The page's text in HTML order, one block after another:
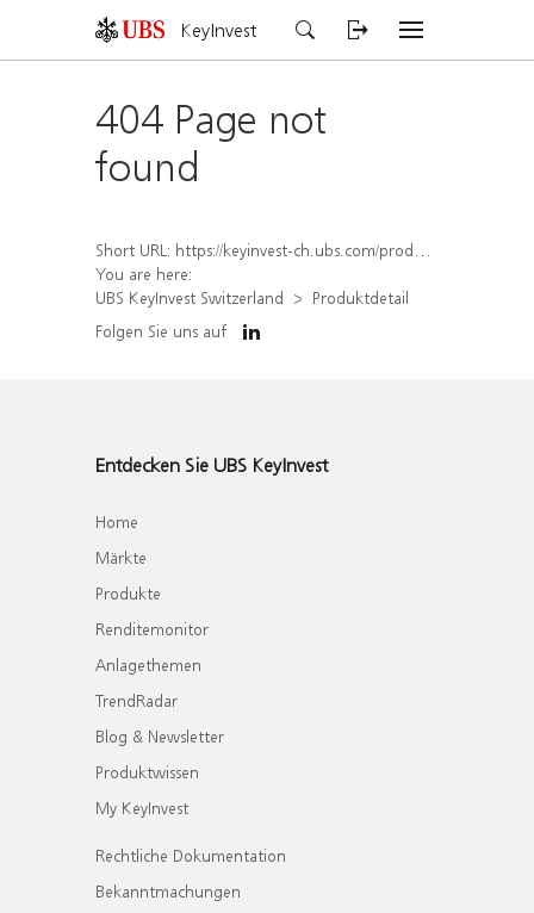
KeyInvest
404 Page not
found
Short URL: https://keyinvest-ch.ubs.com/produkt/detail/index/isin/CH1565643017
You are here:
UBS KeyInvest Switzerland
Produktdetail
Folgen Sie uns auf
Entdecken Sie UBS KeyInvest
Home
Märkte
Produkte
Renditemonitor
Anlagethemen
TrendRadar
Blog & Newsletter
Produktwissen
My KeyInvest
Rechtliche Dokumentation
Bekanntmachungen